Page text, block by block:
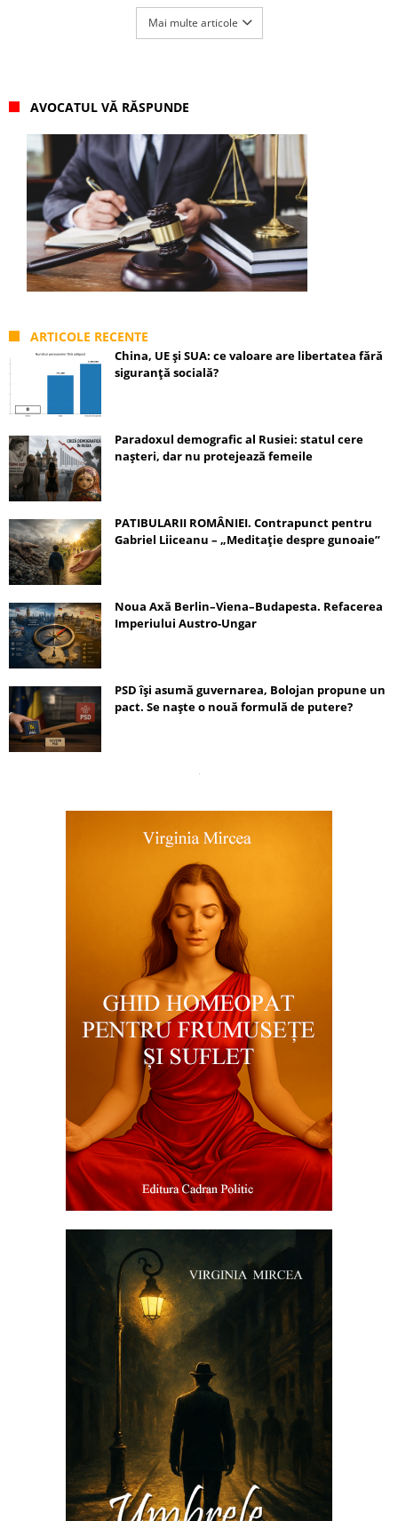
Mai multe articole
AVOCATUL VĂ RĂSPUNDE
ARTICOLE RECENTE
China, UE și SUA: ce valoare are libertatea fără
siguranță socială?
Paradoxul demografic al Rusiei: statul cere
nașteri, dar nu protejează femeile
PATIBULARII ROMÂNIEI. Contrapunct pentru
Gabriel Liiceanu – „Meditație despre gunoaie”
Noua Axă Berlin–Viena–Budapesta. Refacerea
Imperiului Austro-Ungar
PSD își asumă guvernarea, Bolojan propune un
pact. Se naște o nouă formulă de putere?